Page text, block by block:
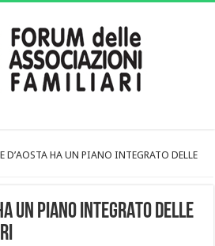
D’AOSTA HA UN PIANO INTEGRATO DELLE
UN PIANO INTEGRATO DELLE